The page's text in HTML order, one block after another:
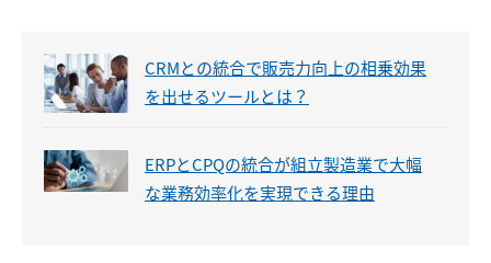
CRMとの統合で販売力向上の相乗効果
を出せるツールとは？
ERPとCPQの統合が組立製造業で大幅
な業務効率化を実現できる理由